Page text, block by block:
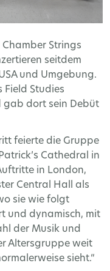
Chamber Strings
seitdem
und Umgebung.
Field Studies
gab dort sein Debüt
feierte die Gruppe
Cathedral in
in London,
Central Hall als
sie wie folgt
und dynamisch, mit
der Musik und
Altersgruppe weit
sieht.“